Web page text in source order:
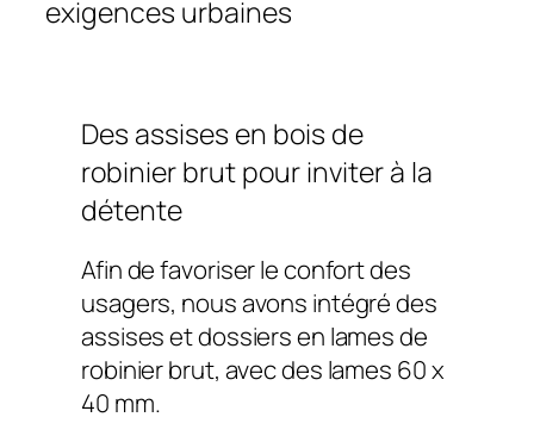
exigences urbaines
Des assises en bois de
robinier brut pour inviter à la
détente
Afin de favoriser le confort des
usagers, nous avons intégré des
assises et dossiers en lames de
robinier brut, avec des lames 60 x
40 mm.